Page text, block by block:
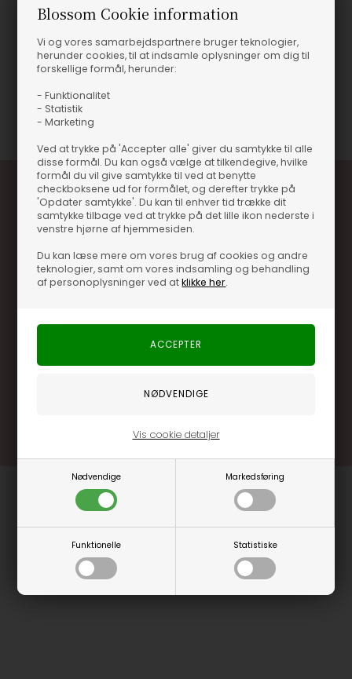
Blossom Cookie information
Vi og vores samarbejdspartnere bruger teknologier,
herunder cookies, til at indsamle oplysninger om dig til
forskellige formål, herunder:
- Funktionalitet
- Statistik
- Marketing
Ved at trykke på 'Accepter alle' giver du samtykke til alle
disse formål. Du kan også vælge at tilkendegive, hvilke
formål du vil give samtykke til ved at benytte
checkboksene ud for formålet, og derefter trykke på
'Opdater samtykke'. Du kan til enhver tid trække dit
samtykke tilbage ved at trykke på det lille ikon nederste i
venstre hjørne af hjemmesiden.
Du kan læse mere om vores brug af cookies og andre
teknologier, samt om vores indsamling og behandling
af personoplysninger ved atklikke her.
Nødvendige Markedsføring
Funktionelle Statistiske
Vis cookie detaljer
Produktinformation
OXFORD PLAIN L/S
Varenummer
Optjen 3% i bonuskroner når du handler
.... og mange flere fordele